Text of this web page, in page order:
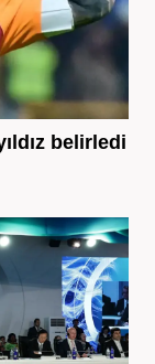
belirledi